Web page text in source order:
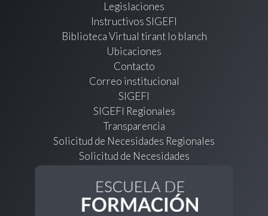
Legislaciones
Instructivos SIGEFI
Biblioteca Virtual tirant lo blanch
Ubicaciones
Contacto
Correo institucional
SIGEFI
SIGEFI Regionales
Transparencia
Solicitud de Necesidades Regionales
Solicitud de Necesidades